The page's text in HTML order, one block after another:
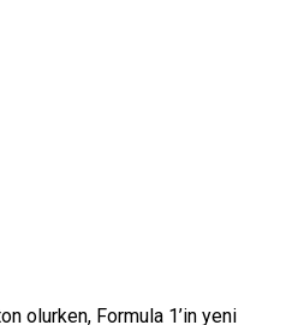
olurken, Formula 1’in yeni